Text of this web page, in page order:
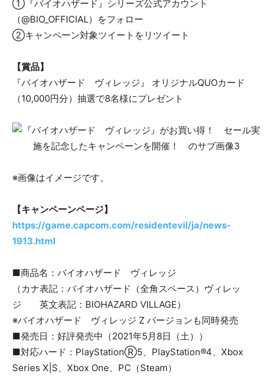
①『バイオハザード』シリーズ公式アカウント
（@BIO_OFFICIAL）をフォロー
②キャンペーン対象ツイートをリツイート
【賞品】
『バイオハザード ヴィレッジ』 オリジナルQUOカード
（10,000円分）抽選で8名様にプレゼント
※画像はイメージです。
【キャンペーンページ】
https://game.capcom.com/residentevil/ja/news-
1913.html
■商品名：バイオハザード ヴィレッジ
（カナ表記：バイオハザード（全角スペース）ヴィレッ
ジ 英文表記：BIOHAZARD VILLAGE）
※バイオハザード ヴィレッジ Z バージョンも同時発売
■発売日：好評発売中（2021年5月8日（土））
■対応ハード：PlayStationⓇ5、PlayStation®4、Xbox
Series X|S、Xbox One、PC（Steam）